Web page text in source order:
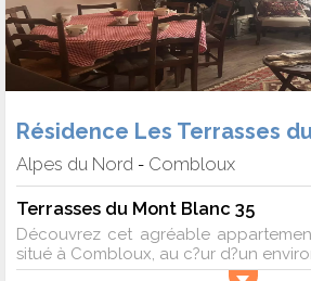
Résidence Les Terrasses
Alpes du Nord - Combloux
Terrasses du Mont Blanc 35
Découvrez cet agréable
situé à Combloux, au c?ur d?un